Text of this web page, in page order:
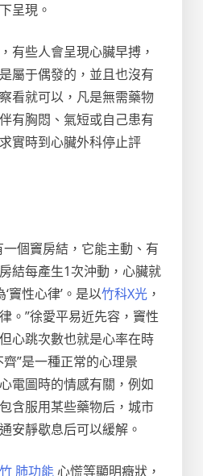
呈現。
有些人會呈現心臟早搏，
屬于偶發的，並且也沒有
看就可以，凡是無需藥物
有胸悶、氣短或自己患有
實時到心臟外科停止評
一個竇房結，它能主動、有
結每產生1次沖動，心臟就
竇性心律’。是以竹科X光 ，
。”徐愛平易近先容，竇性
心跳次數也就是心率在時
”是一種正常的心理景
電圖時的情感有關，例如
含服用某些藥物后，城市
安靜歇息后可以緩解。
肺功能 心慌等顯明癥狀，